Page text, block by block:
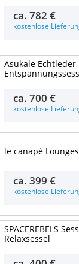
ca.782 €
kostenlose
Asukale Echtleder-
ca.700 €
kostenlose
le canapé
ca.399 €
kostenlose
SPACEREBELS
Relaxsessel